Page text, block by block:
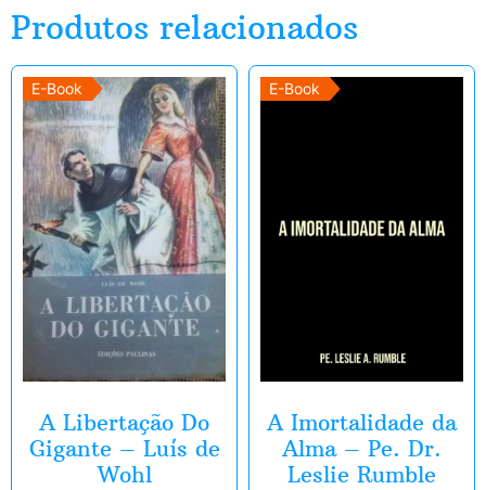
Produtos relacionados
E-Book
A Libertação Do
Gigante – Luís de
Wohl
E-Book
A Imortalidade da
Alma – Pe. Dr.
Leslie Rumble